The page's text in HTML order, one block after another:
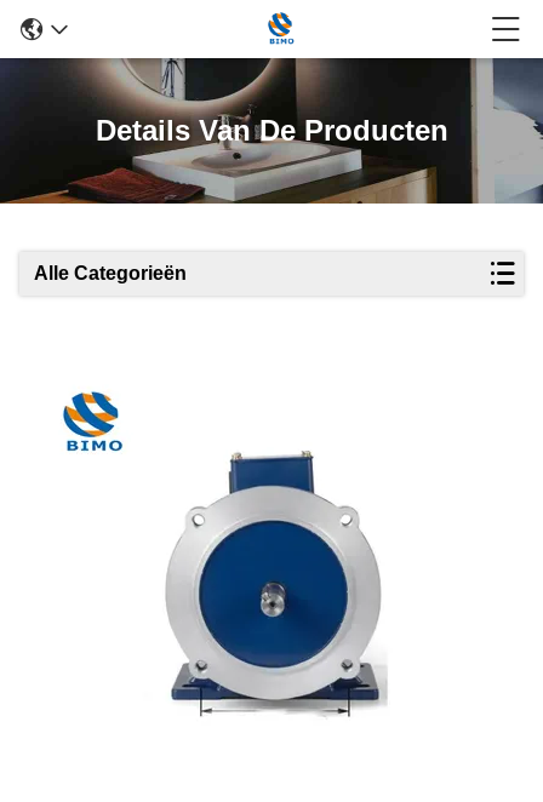
Details Van De Producten
Alle Categorieën